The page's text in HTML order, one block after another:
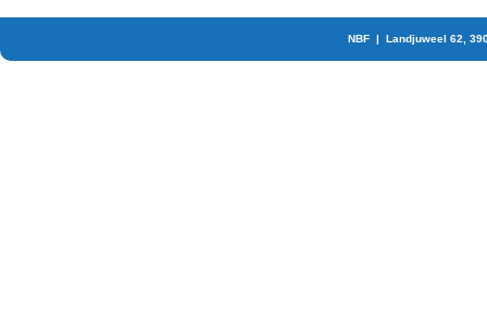
NBF | Landjuweel 62,